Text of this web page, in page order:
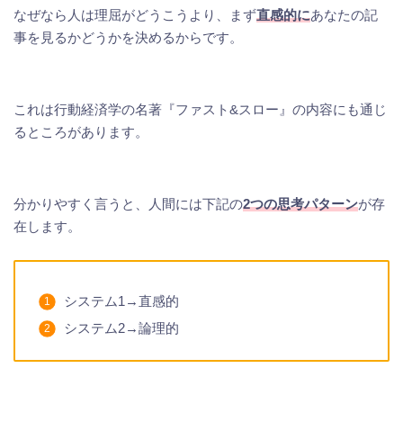
なぜなら人は理屈がどうこうより、まず直感的にあなたの記
事を見るかどうかを決めるからです。
これは行動経済学の名著『ファスト&スロー』の内容にも通じ
るところがあります。
分かりやすく言うと、人間には下記の2つの思考パターンが存
在します。
システム1→直感的
システム2→論理的